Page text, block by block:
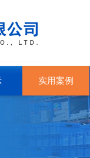
实用案例